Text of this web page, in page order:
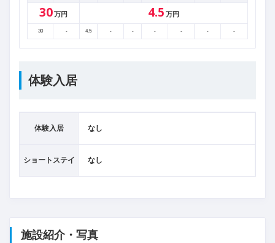
30万円 4.5 万円
30 - 4.5 - - - - - -
体験入居
体験入居 なし
ショートステイ なし
施設紹介・写真